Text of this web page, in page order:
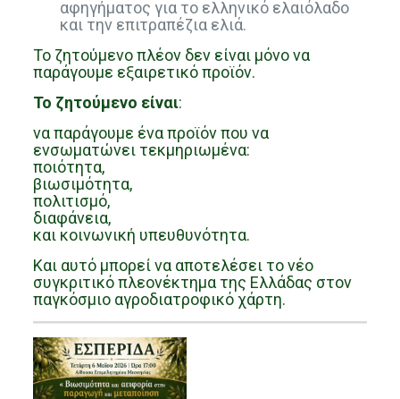
αφηγήματος για το ελληνικό ελαιόλαδο
και την επιτραπέζια ελιά.
Το ζητούμενο πλέον δεν είναι μόνο να
παράγουμε εξαιρετικό προϊόν.
Το ζητούμενο είναι:
να παράγουμε ένα προϊόν που να
ενσωματώνει τεκμηριωμένα:
ποιότητα,
βιωσιμότητα,
πολιτισμό,
διαφάνεια,
και κοινωνική υπευθυνότητα.
Και αυτό μπορεί να αποτελέσει το νέο
συγκριτικό πλεονέκτημα της Ελλάδας στον
παγκόσμιο αγροδιατροφικό χάρτη.